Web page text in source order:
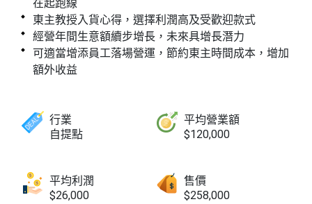
在起跑線
東主教授入貨心得，選擇利潤高及受歡迎款式
經營年間生意額續步增長，未來具增長潛力
可適當增添員工落場營運，節約東主時間成本，增加
額外收益
行業
自提點
平均營業額
$120,000
平均利潤
$26,000
售價
$258,000